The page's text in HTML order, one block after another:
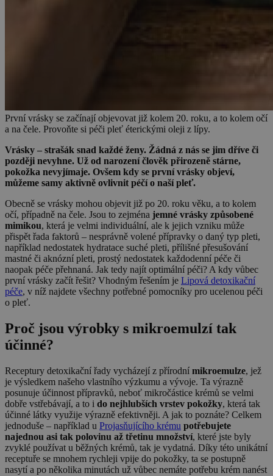
První vrásky se začínají objevovat již kolem 20. roku, a to kolem očí
a na čele. Provoňte si péči pleť éterickými oleji z lípy.
Vrásky – strašák snad každé ženy. Žádná z nás se jim dříve či
později nevyhne. Už od narození člověk přirozeně stárne,
pokožka nevyjímaje. Ovšem kdy se první vrásky objeví,
můžeme samy aktivně ovlivnit péčí o naší pleť.
Obecně se vrásky mohou objevit již po 20. roku věku, a to kolem
očí, případně na čele. Jsou to zejména jemné vrásky způsobené
mimikou, která je velmi individuální, ale k jejich vzniku může
přispět řada faktorů – nesprávně volené přípravky o daný typ pleti,
například nedostatek hydratace suché pleti, přílišné přesušování
mastné či aknózní pleti, prostý nedostatek každodenní péče či
naopak péče přehnaná. Jak tedy najít optimální péči? A kdy vůbec
první vrásky začít řešit? Vhodným řešením je Lipová detoxikační
péče, v níž najdete všechny potřebné pomocníky pro ucelenou péči
o pleť.
Proč jsou výrobky s mikroemulzí tak
účinné?
Receptury detoxikační řady vycházejí z přírodní mikroemulze, jež
je výsledkem našeho vlastního výzkumu a vývoje. Ta výrazně
posunuje účinnost přípravků, neboť mikročástice krémů se velmi
dobře vstřebávají, a to i do nejhlubších vrstev pokožky, která tak
účinné látky využije výrazně efektivněji. A jak to poznáte? Celkem
jednoduše – například u Projasňujícího krému potřebujete
najednou asi tak polovinu až třetinu množství, které jste byly
zvyklé používat u běžných krémů, tak je vydatná. Díky této unikátní
receptuře se mnohem rychleji vpije do pokožky, ta se postupně
nasytí a po několika minutách už vůbec nemáte potřebu krém nanést